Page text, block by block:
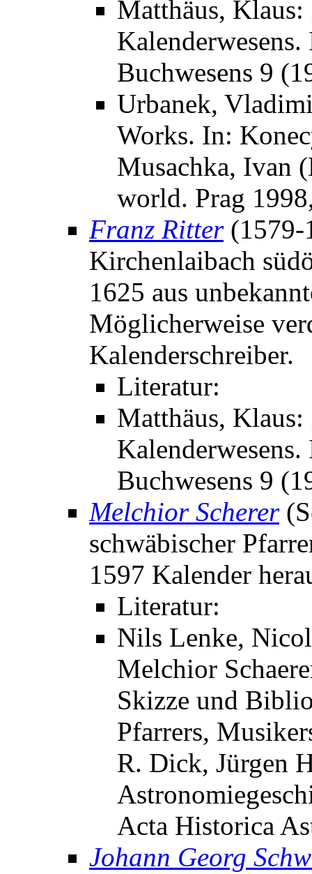
Matthäus, Klaus:
Buchwesens 9
Urbanek,
Works. In:
Musachka, Ivan
world. Prag
Franz Ritter(1579-
Kirchenlaibach
1625 aus
Möglicherweise
Kalenderschreiber.
Literatur:
Matthäus, Klaus:
Buchwesens 9
Melchior Scherer
schwäbischer
1597 Kalender
Literatur:
Nils Lenke,
Melchior
Skizze und
Pfarrers,
R. Dick, Jürgen
Acta Historica
Johann Georg